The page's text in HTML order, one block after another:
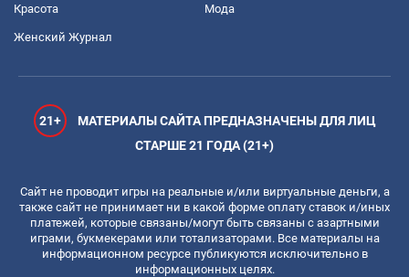
Красота Мода
Женский Журнал
21+
МАТЕРИАЛЫ САЙТА ПРЕДНАЗНАЧЕНЫ ДЛЯ ЛИЦ
СТАРШЕ 21 ГОДА (21+)
Сайт не проводит игры на реальные и/или виртуальные деньги, а
также сайт не принимает ни в какой форме оплату ставок и/иных
платежей, которые связаны/могут быть связаны с азартными
играми, букмекерами или тотализаторами. Все материалы на
информационном ресурсе публикуются исключительно в
информационных целях.